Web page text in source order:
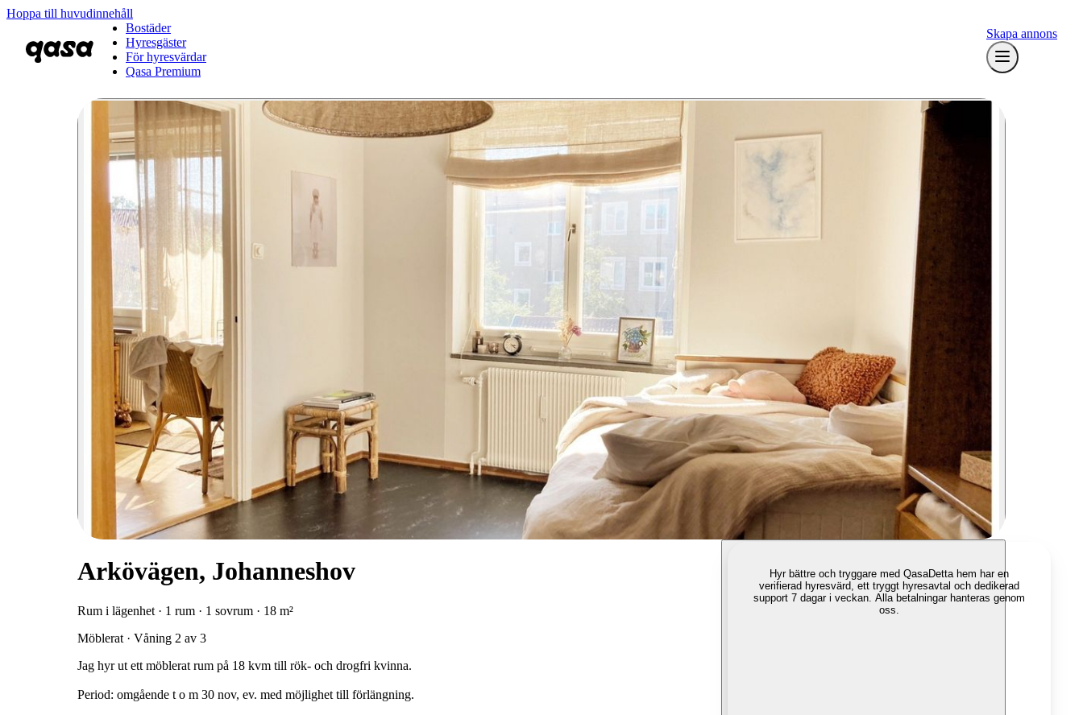
Hoppa till huvudinnehåll
Bostäder
Hyresgäster
För hyresvärdar
Qasa Premium
Skapa annons
Arkövägen, Johanneshov
Rum i lägenhet · 1 rum · 1 sovrum · 18 m²
Möblerat · Våning 2 av 3
Jag hyr ut ett möblerat rum på 18 kvm till rök- och drogfri kvinna.
Period: omgående t o m 30 nov, ev. med möjlighet till förlängning.
Hyr bättre och tryggare med QasaDetta hem har en
verifierad hyresvärd, ett tryggt hyresavtal och dedikerad
support 7 dagar i veckan. Alla betalningar hanteras genom
oss.